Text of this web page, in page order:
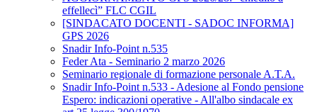
effellecì” FLC CGIL
[SINDACATO DOCENTI - SADOC INFORMA]
GPS 2026
Snadir Info-Point n.535
Feder Ata - Seminario 2 marzo 2026
Seminario regionale di formazione personale A.T.A.
Snadir Info-Point n.533 - Adesione al Fondo pensione
Espero: indicazioni operative - All'albo sindacale ex